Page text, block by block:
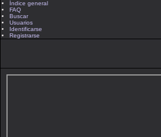
Índice general
FAQ
Buscar
Usuarios
Identificarse
Registrarse